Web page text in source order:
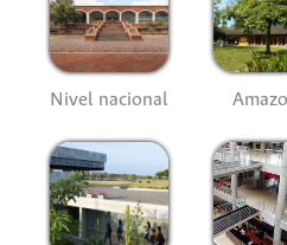
Nivel nacional